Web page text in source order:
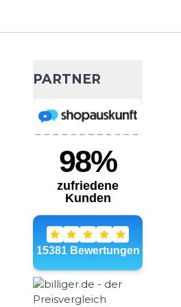
80,10 € 89,00 €
Wähle deine Größe
59,95 €
Wähle deine Größe
PARTNER